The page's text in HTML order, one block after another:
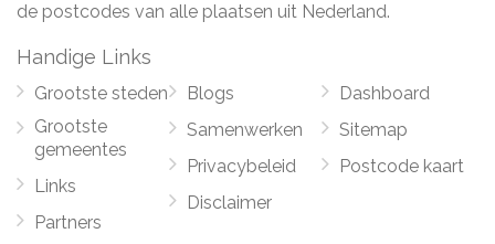
de postcodes van alle plaatsen uit Nederland.
Handige Links
Grootste steden
Grootste
gemeentes
Links
Partners
Blogs
Samenwerken
Privacybeleid
Disclaimer
Dashboard
Sitemap
Postcode kaart